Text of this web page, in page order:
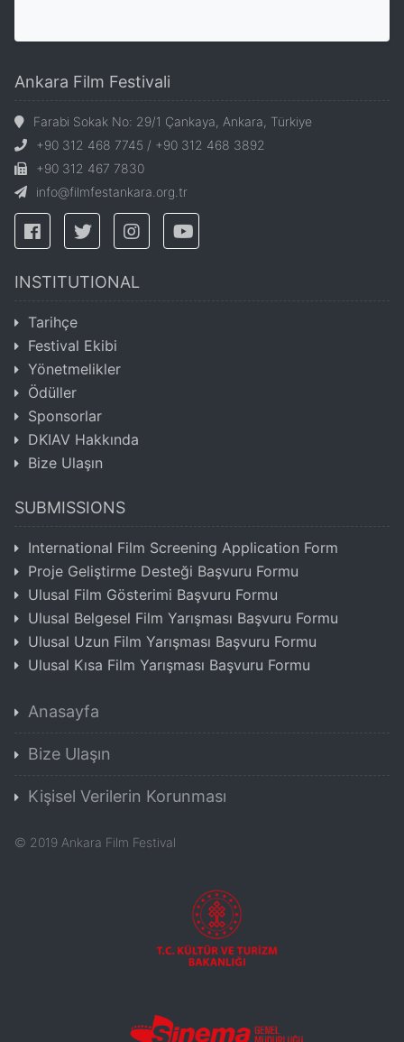
Ankara Film Festivali
Farabi Sokak No: 29/1 Çankaya, Ankara, Türkiye
+90 312 468 7745 / +90 312 468 3892
+90 312 467 7830
info@filmfestankara.org.tr
INSTITUTIONAL
Tarihçe
Festival Ekibi
Yönetmelikler
Ödüller
Sponsorlar
DKIAV Hakkında
Bize Ulaşın
SUBMISSIONS
International Film Screening Application Form
Proje Geliştirme Desteği Başvuru Formu
Ulusal Film Gösterimi Başvuru Formu
Ulusal Belgesel Film Yarışması Başvuru Formu
Ulusal Uzun Film Yarışması Başvuru Formu
Ulusal Kısa Film Yarışması Başvuru Formu
Anasayfa
Bize Ulaşın
Kişisel Verilerin Korunması
© 2019 Ankara Film Festival